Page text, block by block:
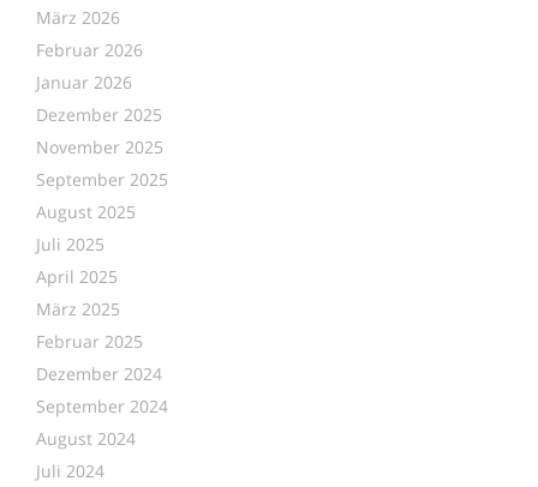
März 2026
Februar 2026
Januar 2026
Dezember 2025
November 2025
September 2025
August 2025
Juli 2025
April 2025
März 2025
Februar 2025
Dezember 2024
September 2024
August 2024
Juli 2024